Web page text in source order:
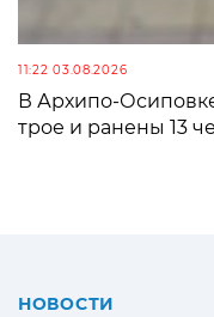
11:22 03.08.2026
В Архипо-
трое и ранены 13
НОВОСТИ